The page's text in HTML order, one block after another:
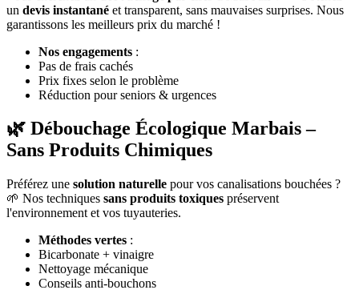
un devis instantané et transparent, sans mauvaises surprises. Nous
garantissons les meilleurs prix du marché !
Nos engagements :
Pas de frais cachés
Prix fixes selon le problème
Réduction pour seniors & urgences
🌿 Débouchage Écologique Marbais –
Sans Produits Chimiques
Préférez une solution naturelle pour vos canalisations bouchées ?
🌱 Nos techniques sans produits toxiques préservent
l'environnement et vos tuyauteries.
Méthodes vertes :
Bicarbonate + vinaigre
Nettoyage mécanique
Conseils anti-bouchons